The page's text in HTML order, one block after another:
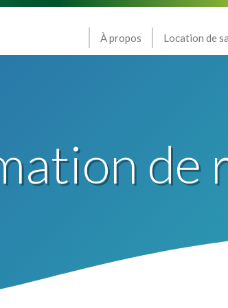
À propos Location de
de